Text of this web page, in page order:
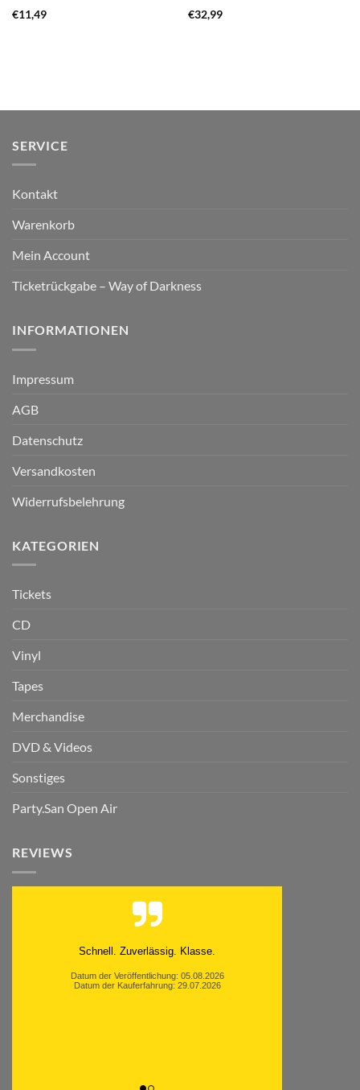
€11,49 €32,99
SERVICE
Kontakt
Warenkorb
Mein Account
Ticketrückgabe – Way of Darkness
INFORMATIONEN
Impressum
AGB
Datenschutz
Versandkosten
Widerrufsbelehrung
KATEGORIEN
Tickets
CD
Vinyl
Tapes
Merchandise
DVD & Videos
Sonstiges
Party.San Open Air
REVIEWS
Moinsen, hat alles super geklappt. Danke ans
Datum der Veröffentlichung: 05.08.2026